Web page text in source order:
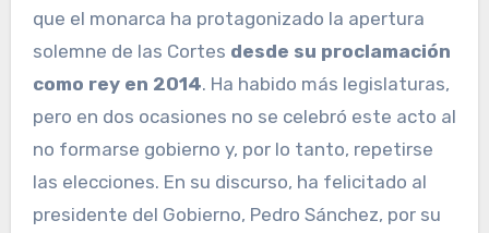
que el monarca ha protagonizado la apertura
solemne de las Cortes desde su proclamación
como rey en 2014. Ha habido más legislaturas,
pero en dos ocasiones no se celebró este acto al
no formarse gobierno y, por lo tanto, repetirse
las elecciones. En su discurso, ha felicitado al
presidente del Gobierno, Pedro Sánchez, por su